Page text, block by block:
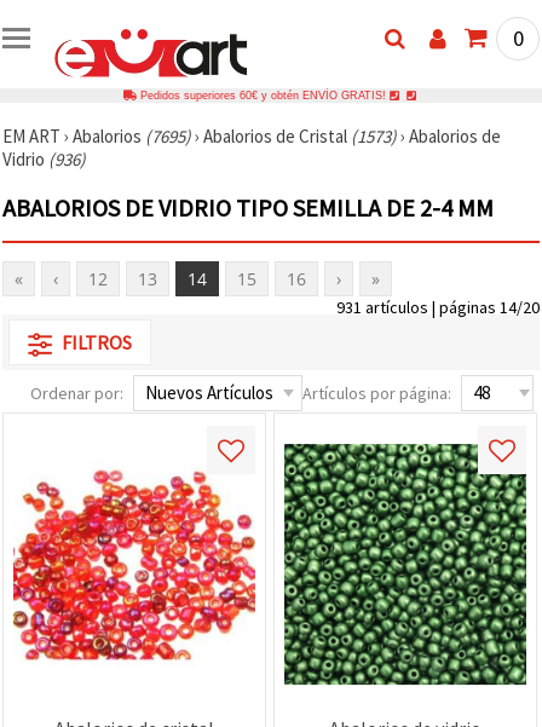
0
Pedidos superiores 60€ y obtén ENVÍO GRATIS!
EM ART › Abalorios (7695)› Abalorios de Cristal (1573)› Abalorios de
Vidrio (936)
ABALORIOS DE VIDRIO TIPO SEMILLA DE 2-4 MM
« ‹ 12 13 14 15 16 › »
931 artículos | páginas 14/20
FILTROS
Ordenar por: Artículos por página: